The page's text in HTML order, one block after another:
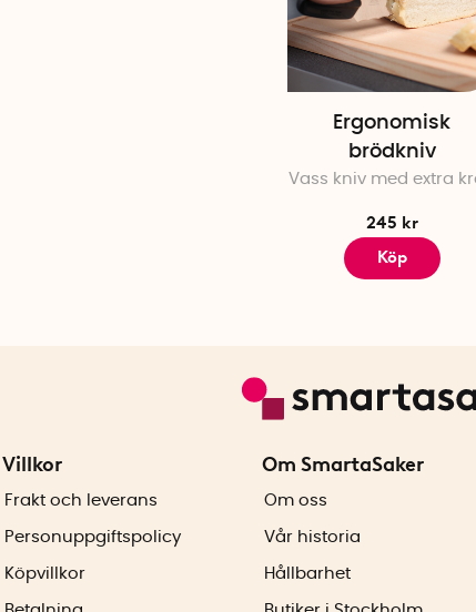
Ergonomisk
brödkniv
Vass kniv med extra
245 kr
Köp
Villkor
Frakt och leverans
Personuppgiftspolicy
Köpvillkor
Om SmartaSaker
Om oss
Vår historia
Hållbarhet